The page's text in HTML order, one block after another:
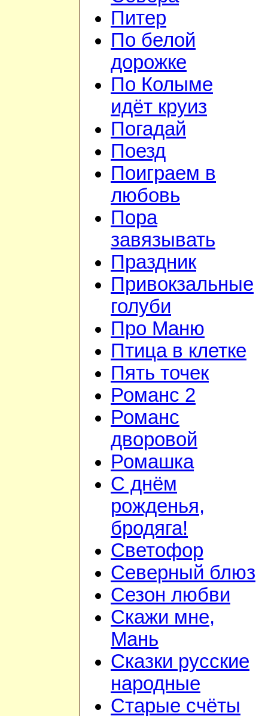
Питер
По белой
дорожке
По Колыме
идёт круиз
Погадай
Поезд
Поиграем в
любовь
Пора
завязывать
Праздник
Привокзальные
голуби
Про Маню
Птица в клетке
Пять точек
Романс 2
Романс
дворовой
Ромашка
С днём
рожденья,
бродяга!
Светофор
Северный блюз
Сезон любви
Скажи мне,
Мань
Сказки русские
народные
Старые счёты